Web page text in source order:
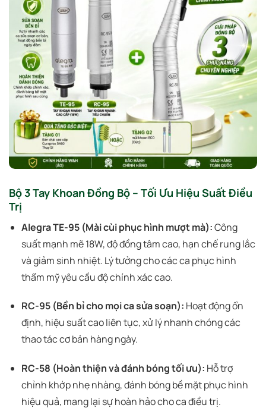
Bộ 3 Tay Khoan Đồng Bộ – Tối Ưu Hiệu Suất Điều
Trị
Alegra TE-95 (Mài cùi phục hình mượt mà):Công
suất mạnh mẽ 18W, độ đồng tâm cao, hạn chế rung lắc
và giảm sinh nhiệt. Lý tưởng cho các ca phục hình
thẩm mỹ yêu cầu độ chính xác cao.
RC-95 (Bền bỉ cho mọi ca sửa soạn): Hoạt động ổn
định, hiệu suất cao liên tục, xử lý nhanh chóng các
thao tác cơ bản hàng ngày.
RC-58 (Hoàn thiện và đánh bóng tối ưu): Hỗ trợ
chỉnh khớp nhẹ nhàng, đánh bóng bề mặt phục hình
hiệu quả, mang lại sự hoàn hảo cho ca điều trị.